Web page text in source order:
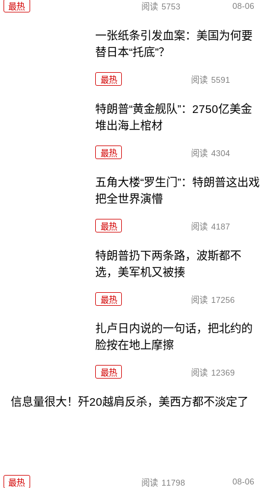
最热 阅读 5753 08-06
一张纸条引发血案：美国为何要
替日本“托底”？
最热 阅读 5591
特朗普“黄金舰队”：2750亿美金
堆出海上棺材
最热 阅读 4304
五角大楼“罗生门”：特朗普这出戏
把全世界演懵
最热 阅读 4187
特朗普扔下两条路，波斯都不
选，美军机又被揍
最热 阅读 17256
扎卢日内说的一句话，把北约的
脸按在地上摩擦
最热 阅读 12369
信息量很大！歼20越肩反杀，美西方都不淡定了
最热 阅读 11798 08-06